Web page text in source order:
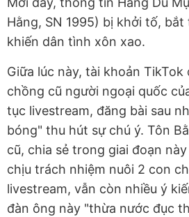
Hằng, SN 1995) bị khởi tố, bắt
khiến dân tình xôn xao.
Giữa lúc này, tài khoản TikTok
chồng cũ người ngoại quốc
tục livestream, đăng bài sau
bóng" thu hút sự chú ý. Tôn
cũ, chia sẻ trong giai đoạn
chịu trách nhiệm nuôi 2 con
livestream, vẫn còn nhiều ý
đàn ông này "thừa nước đục